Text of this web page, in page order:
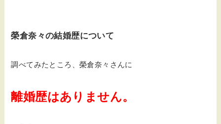
榮倉奈々の結婚歴について
調べてみたところ、榮倉奈々さんに
離婚歴はありません。